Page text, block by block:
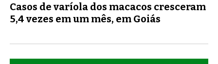
Casos de varíola dos macacos cresceram
5,4 vezes em um mês, em Goiás